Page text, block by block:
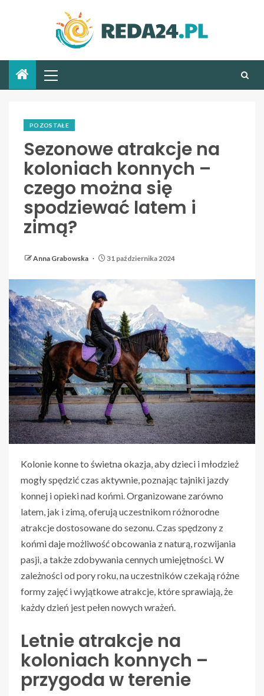
POZOSTAŁE
Sezonowe atrakcje na
koloniach konnych –
czego można się
spodziewać latem i
zimą?
Anna Grabowska 31 października 2024
Kolonie konne to świetna okazja, aby dzieci i młodzież
mogły spędzić czas aktywnie, poznając tajniki jazdy
konnej i opieki nad końmi. Organizowane zarówno
latem, jak i zimą, oferują uczestnikom różnorodne
atrakcje dostosowane do sezonu. Czas spędzony z
końmi daje możliwość obcowania z naturą, rozwijania
pasji, a także zdobywania cennych umiejętności. W
zależności od pory roku, na uczestników czekają różne
formy zajęć i wyjątkowe atrakcje, które sprawiają, że
każdy dzień jest pełen nowych wrażeń.
Letnie atrakcje na
koloniach konnych –
przygoda w terenie